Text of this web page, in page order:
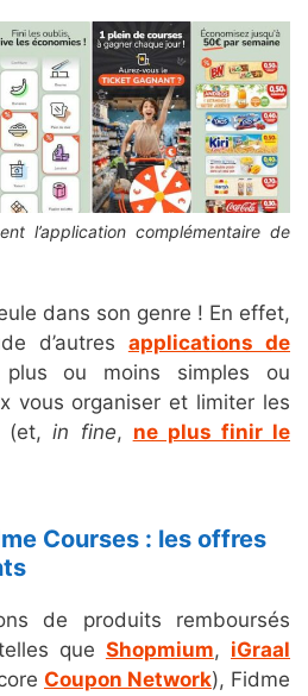
l’application complémentaire de
dans son genre ! En effet,
d’autres applications de
ou moins simples ou
vous organiser et limiter les
(et,in fine, ne plus finir le
Courses : les offres
de produits remboursés
que Shopmium, iGraal
Coupon Network), Fidme